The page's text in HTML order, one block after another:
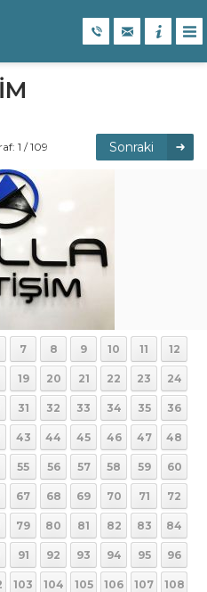
1 / 109 Sonraki
7 8 9 10 11 12
19 20 21 22 23 24
31 32 33 34 35 36
43 44 45 46 47 48
55 56 57 58 59 60
67 68 69 70 71 72
79 80 81 82 83 84
91 92 93 94 95 96
103 104 105 106 107 108